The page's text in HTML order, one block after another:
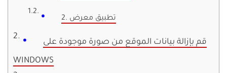
2. تطبيق معرض
قم بإزالة بيانات الموقع من صورة موجودة على
WINDOWS